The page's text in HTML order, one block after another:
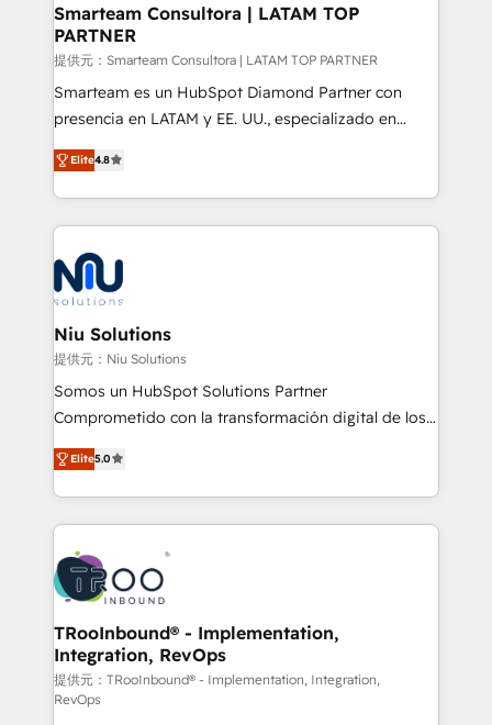
Smarteam Consultora | LATAM TOP
PARTNER
提供元：Smarteam Consultora | LATAM TOP PARTNER
Smarteam es un HubSpot Diamond Partner con
presencia en LATAM y EE. UU., especializado en
implementaciones de HubSpot, integraciones API y
optimización de procesos comerciales con IA. Con
más de 6 años de experiencia, hemos liderado 100+
implementaciones conectando HubSpot con SAP,
ERPs, e-commerce, plataformas financieras,
WhatsApp y sistemas logísticos. Nuestro equipo
multicultural trabaja en español, inglés y portugués,
uniendo visión estratégica y excelencia técnica para
generar resultados medibles. Apoyamos a empresas
de construcción, educación, tecnología, retail, e-
commerce, salud, financieras, seguros y servicios,
tomar decisiones basadas en datos. 🌎 Highlights:
5+ años como partner HubSpot 100+
LATAM 2025 🏆 Impulsamos crecimiento con CRM +
IA en múltiples industrias. 👉 ¿Listo para transformar
Elite4.8
Niu Solutions
提供元：Niu Solutions
Somos un HubSpot Solutions Partner
Comprometido con la transformación digital de los
procesos comerciales de las empresas en
Latinoamérica, con un enfoque en Marketing, Ventas
y Servicio al Cliente. Somos un equipo de trabajo
multidisciplinario de alto rendimiento, con
conocimiento y experiencia enfocado en: 1.
Optimizar la eficiencia operativa de nuestros
clientes 2. Mejorar la experiencia del cliente 3.
Asegurar resultados medibles Nos especializamos
en bancos, seguros, e-commerce, Desarrolladores
Inmobiliarios y Empresas Distribuidoras de
Productos
Elite5.0
TRooInbound® - Implementation,
Integration, RevOps
提供元：TRooInbound® - Implementation, Integration,
RevOps